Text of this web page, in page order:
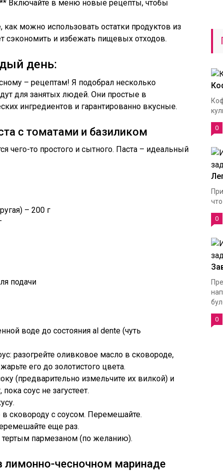
Включайте в меню новые рецепты, чтобы
можно использовать остатки продуктов из
сэкономить и избежать пищевых отходов.
день:
– рецептам! Я подобрал несколько
для занятых людей. Они простые в
ингредиентов и гарантированно вкусные.
с томатами и базиликом
чего-то простого и сытного. Паста – идеальный
– 200 г
подачи
воде до состояния al dente (чуть
разогрейте оливковое масло в сковороде,
его до золотистого цвета.
(предварительно измельчите их вилкой) и
соус не загустеет.
в сковороду с соусом. Перемешайте.
еще раз.
тертым пармезаном (по желанию).
лимонно-чесночном маринаде
0
0
0